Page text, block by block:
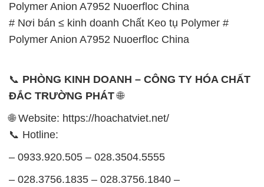
Polymer Anion A7952 Nuoerfloc China
# Nơi bán ≤ kinh doanh Chất Keo tụ Polymer #
Polymer Anion A7952 Nuoerfloc China
📞 PHÒNG KINH DOANH – CÔNG TY HÓA CHẤT
ĐẮC TRƯỜNG PHÁT🌐
🌐 Website: https://hoachatviet.net/
📞 Hotline:
– 0933.920.505 – 028.3504.5555
– 028.3756.1835 – 028.3756.1840 –